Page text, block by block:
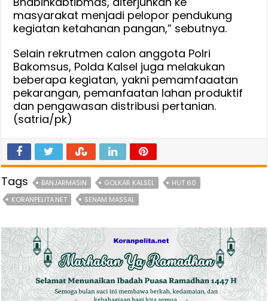
masyarakat menjadi pelopor pendukung
kegiatan ketahanan pangan,” sebutnya.
Selain rekrutmen calon anggota Polri
Bakomsus, Polda Kalsel juga melakukan
beberapa kegiatan, yakni pemamfaaatan
pekarangan, pemanfaatan lahan produktif
dan pengawasan distribusi pertanian.
(satria/pk)
Tags BANJARMASIN GOLKAR KALSEL
HUT 60
KORANPELITA.NET
SENAM MASSAL